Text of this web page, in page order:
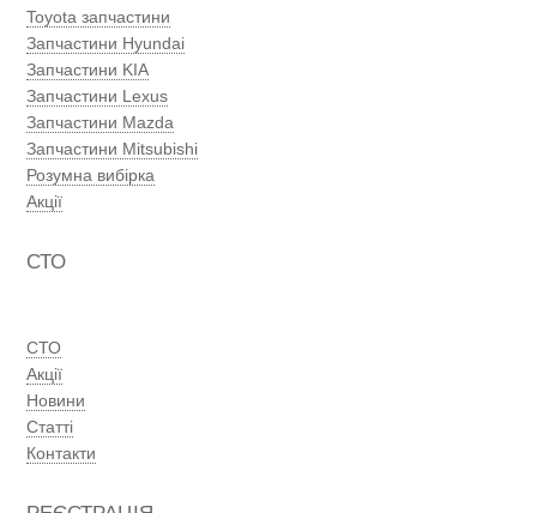
Toyota запчастини
Запчастини Hyundai
Запчастини KIA
Запчастини Lexus
Запчастини Mazda
Запчастини Mitsubishi
Розумна вибірка
Акції
СТО
СТО
Акції
Новини
Статті
Контакти